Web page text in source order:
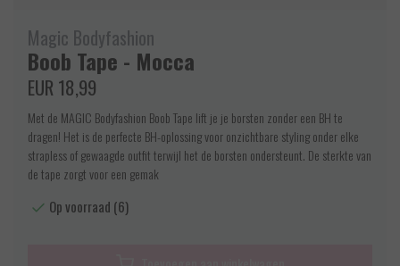
Magic Bodyfashion
Boob Tape - Mocca
EUR 18,99
Met de MAGIC Bodyfashion Boob Tape lift je je borsten zonder een BH te
dragen! Het is de perfecte BH-oplossing voor onzichtbare styling onder elke
strapless of gewaagde outfit terwijl het de borsten ondersteunt. De sterkte van
de tape zorgt voor een gemak
Op voorraad (6)